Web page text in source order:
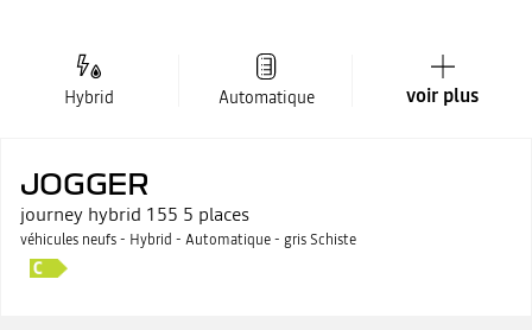
Hybrid Automatique voir plus
JOGGER
journey hybrid 155 5 places
véhicules neufs - Hybrid - Automatique - gris Schiste